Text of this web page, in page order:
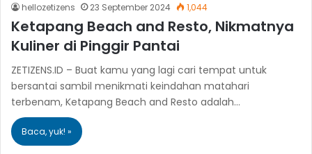
hellozetizens 23 September 2024 1,044
Ketapang Beach and Resto, Nikmatnya
Kuliner di Pinggir Pantai
ZETIZENS.ID – Buat kamu yang lagi cari tempat untuk
bersantai sambil menikmati keindahan matahari
terbenam, Ketapang Beach and Resto adalah…
Baca, yuk! »